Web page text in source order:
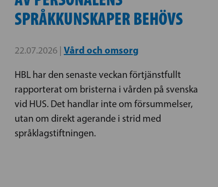
SPRÅKKUNSKAPER BEHÖVS
22.07.2026 | Vård och omsorg
HBL har den senaste veckan förtjänstfullt
rapporterat om bristerna i vården på svenska
vid HUS. Det handlar inte om försummelser,
utan om direkt agerande i strid med
språklagstiftningen.